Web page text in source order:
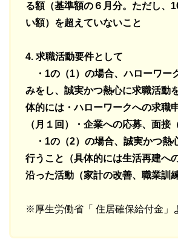
る額（基準額の６月分。ただし、
い額）を超えていないこと
4. 求職活動要件として
・1の（1）の場合、ハローワー
みをし、誠実かつ熱心に求職活動
体的には・ハローワークへの求職
（月１回）・企業への応募、面接
・1の（2）の場合、誠実かつ熱
行うこと（具体的には生活再建へ
沿った活動（家計の改善、職業訓練
※厚生労働省「 住居確保給付金」